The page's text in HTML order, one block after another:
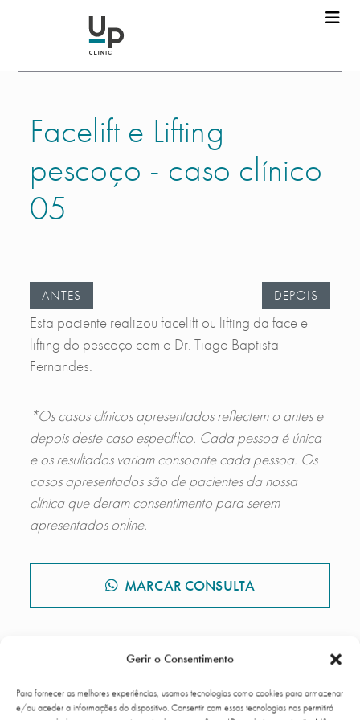
Gerir o Consentimento
Para fornecer as melhores experiências, usamos tecnologias como cookies para armazenar
e/ou aceder a informações do dispositivo. Consentir com essas tecnologias nos permitirá
Facelift e Lifting
pescoço - caso clínico
05
ANTES DEPOIS
Esta paciente realizou facelift ou lifting da face e
lifting do pescoço com o Dr. Tiago Baptista
Fernandes.
*Os casos clínicos apresentados reflectem o antes e
depois deste caso específico. Cada pessoa é única
e os resultados variam consoante cada pessoa. Os
casos apresentados são de pacientes da nossa
clínica que deram consentimento para serem
apresentados online.
MARCAR CONSULTA
GALERIA DE CASOS CLÍNICOS